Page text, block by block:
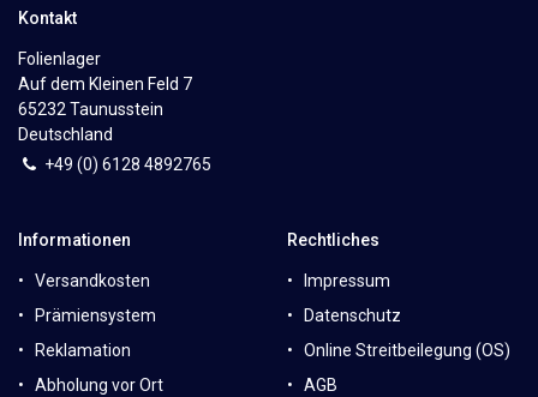
Kontakt
Folienlager
Auf dem Kleinen Feld 7
65232 Taunusstein
Deutschland
+49 (0) 6128 4892765
Informationen
Versandkosten
Prämiensystem
Reklamation
Abholung vor Ort
Rechtliches
Impressum
Datenschutz
Online Streitbeilegung (OS)
AGB